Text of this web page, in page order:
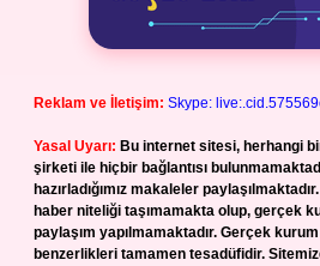
Reklam ve İletişim: Skype:
Yasal Uyarı: Bu internet sitesi, herhangi
şirketi ile hiçbir bağlantısı
hazırladığımız makaleler
haber niteliği taşımamakta olup, gerçek
paylaşım yapılmamaktadır. Gerçek
benzerlikleri tamamen tesadüfidir.